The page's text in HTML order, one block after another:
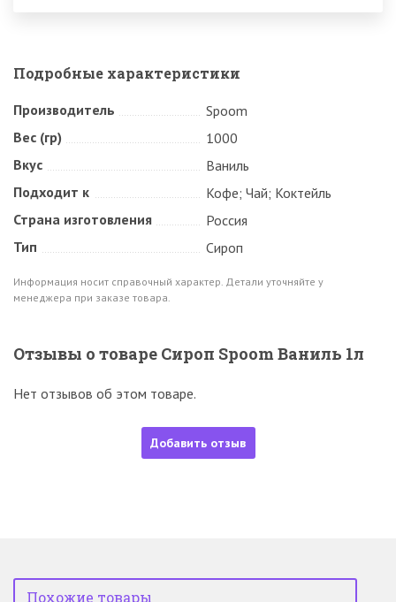
Подробные характеристики
Производитель
Spoom
Вес (гр)
1000
Вкус
Ваниль
Подходит к
Кофе; Чай; Коктейль
Страна изготовления
Россия
Тип
Сироп
Информация носит справочный характер. Детали уточняйте у
менеджера при заказе товара.
Отзывы о товаре Сироп Spoom Ваниль 1л
Нет отзывов об этом товаре.
Добавить отзыв
Похожие товары